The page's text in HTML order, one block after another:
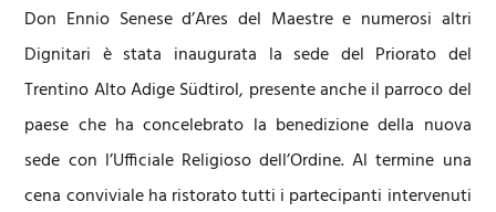
Don Ennio Senese d’Ares del Maestre e numerosi altri
Dignitari è stata inaugurata la sede del Priorato del
Trentino Alto Adige Südtirol, presente anche il parroco del
paese che ha concelebrato la benedizione della nuova
sede con l’Ufficiale Religioso dell’Ordine. Al termine una
cena conviviale ha ristorato tutti i partecipanti intervenuti